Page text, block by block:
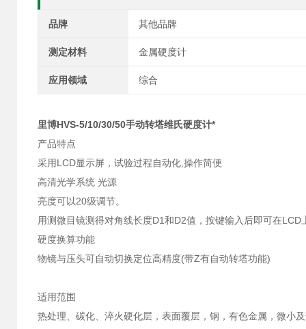
品牌 其他品牌
测定材料 金属硬度计
应用领域 综合
里博HVS-5/10/30/50手动转塔维氏硬度计*
产品特点
采用LCD显示屏，试验过程自动化,操作简便
高清光学系统 光源
亮度可以20级调节。
用测微目镜测得对角线长度D1和D2值，按键输入后即可在LCD
硬度换算功能
物镜与压头可自动切换定位高精度(带Z有自动转塔功能)
适用范围
热处理、碳化、淬火硬化层，表面覆层，钢，有色金属，微小